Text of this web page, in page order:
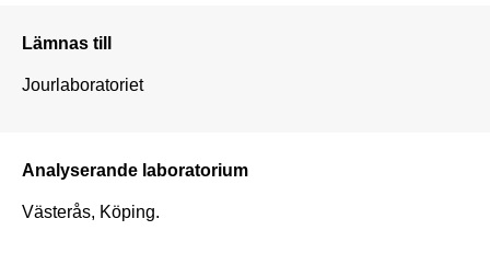
Lämnas till
Jourlaboratoriet
Analyserande laboratorium
Västerås, Köping.